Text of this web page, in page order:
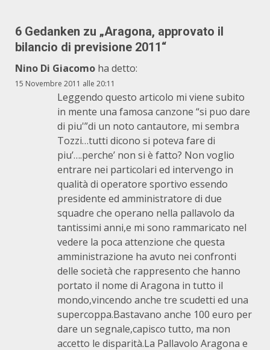
6 Gedanken zu „Aragona, approvato il
bilancio di previsione 2011“
Nino Di Giacomo ha detto:
15 Novembre 2011 alle 20:11
Leggendo questo articolo mi viene subito
in mente una famosa canzone “si puo dare
di piu'”di un noto cantautore, mi sembra
Tozzi…tutti dicono si poteva fare di
piu’….perche’ non si è fatto? Non voglio
entrare nei particolari ed intervengo in
qualità di operatore sportivo essendo
presidente ed amministratore di due
squadre che operano nella pallavolo da
tantissimi anni,e mi sono rammaricato nel
vedere la poca attenzione che questa
amministrazione ha avuto nei confronti
delle società che rappresento che hanno
portato il nome di Aragona in tutto il
mondo,vincendo anche tre scudetti ed una
supercoppa.Bastavano anche 100 euro per
dare un segnale,capisco tutto, ma non
accetto le disparità.La Pallavolo Aragona e